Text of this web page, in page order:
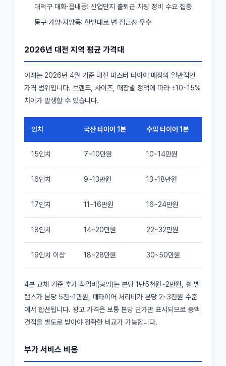
대덕구 대화·읍내동: 산업단지 출퇴근 차량 정비 수요 집중
동구 가양·자양동: 한밭대로 변 접근성 우수
2026년 대전 지역 평균 가격대
아래는 2026년 4월 기준 대전 마스터 타이어 매장의 일반적인
가격 범위입니다. 브랜드, 사이즈, 매장별 정책에 따라 ±10~15%
차이가 발생할 수 있습니다.
인치 국산 타이어 1본 수입 타이어 1본
15인치 7~10만원 10~14만원
16인치 9~13만원 13~18만원
17인치 11~16만원 16~24만원
18인치 14~20만원 22~32만원
19인치 이상 18~28만원 30~50만원
4본 교체 기준 추가 작업비(공임)는 본당 1만5천원~2만원, 휠 밸
런스가 본당 5천~1만원, 폐타이어 처리비가 본당 2~3천원 수준
에서 합산됩니다. 광고 가격은 보통 본당 단가만 표시되므로 총액
견적을 별도로 받아야 정확한 비교가 가능합니다.
부가 서비스 비용